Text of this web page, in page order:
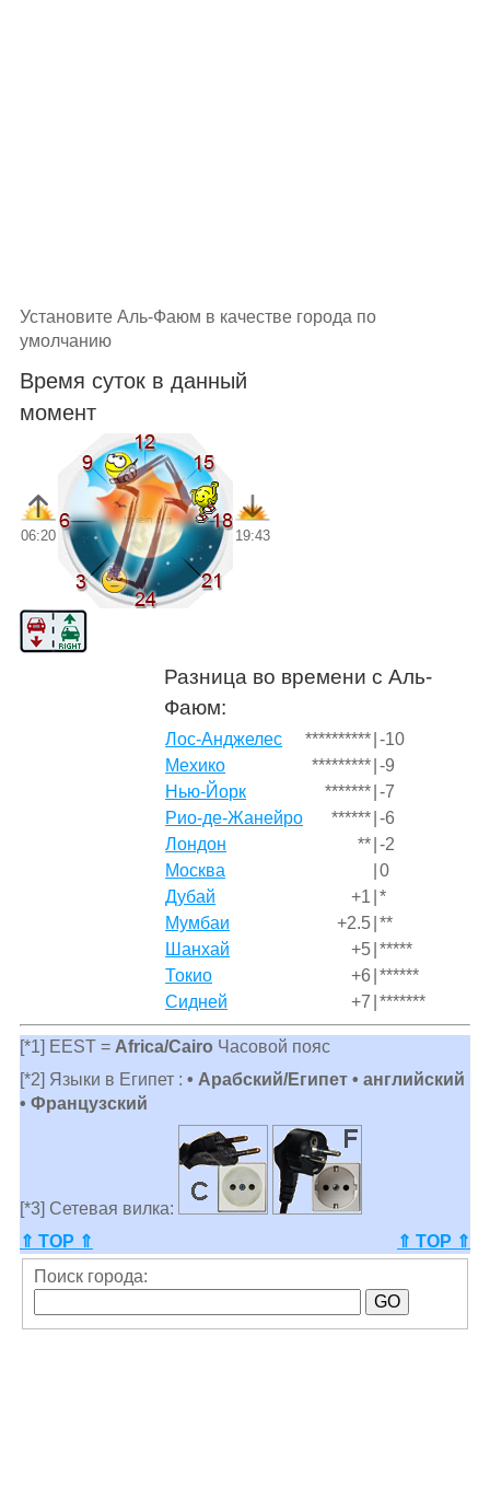
Установите Аль-Фаюм в качестве города по
умолчанию
Время суток в данный
момент
06:20 19:43
Разница во времени с Аль-
Фаюм:
Лос-Анджелес ********** -10
Мехико
********* -9
Нью-Йорк
******* -7
Рио-де-Жанейро
****** -6
Лондон
** -2
Москва
0
Дубай
+1 *
Мумбаи
+2.5 **
Шанхай
+5 *****
Токио
+6 ******
Сидней
+7 *******
[*1] EEST = Africa/Cairo Часовой пояс
[*2] Языки в Египет : • Арабский/Египет • английский
• Французский
[*3] Сетевая вилка:
⇑ TOP ⇑
⇑ TOP ⇑
Поиск города: